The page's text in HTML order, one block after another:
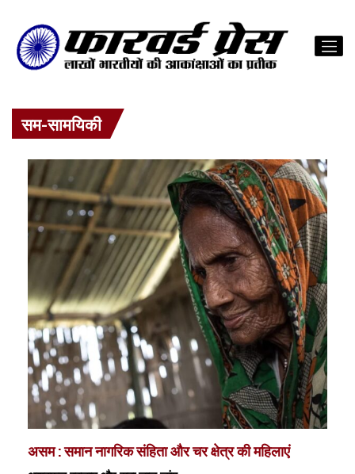
सम-सामयिकी
असम : समान नागरिक संहिता और चर क्षेत्र की महिलाएं